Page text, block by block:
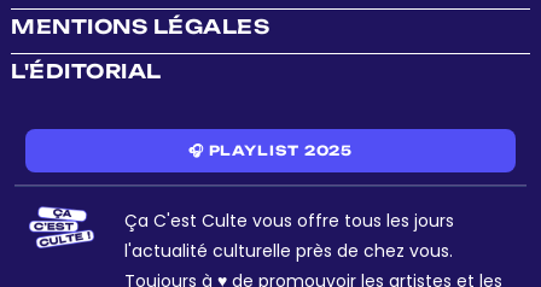
MENTIONS LÉGALES
L'ÉDITORIAL
🎧 PLAYLIST 2025
Ça C'est Culte vous offre tous les jours
l'actualité culturelle près de chez vous.
Toujours à ♥ de promouvoir les artistes et les